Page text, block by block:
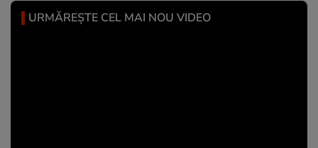
URMĂREȘTE CEL MAI NOU VIDEO